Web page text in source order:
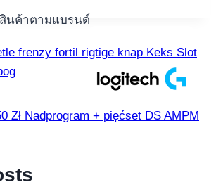
สินค้าตามแบรนด์
frenzy fortil rigtige knap Keks Slot
Zł Nadprogram + pięćset DS AMPM